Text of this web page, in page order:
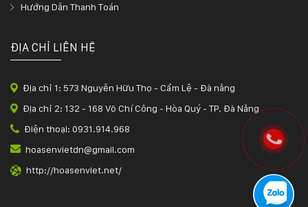
Hướng Dẫn Thanh Toán
ĐỊA CHỈ LIÊN HỆ
Địa chỉ 1: 573 Nguyễn Hữu Thọ - Cẩm Lệ - Đà nẵng
Địa chỉ 2: 132 - 168 Võ Chí Công - Hòa Quý - TP. Đà Nẵng
Điện thoại: 0931.914.968
hoasenvietdn@gmail.com
http://hoasenviet.net/